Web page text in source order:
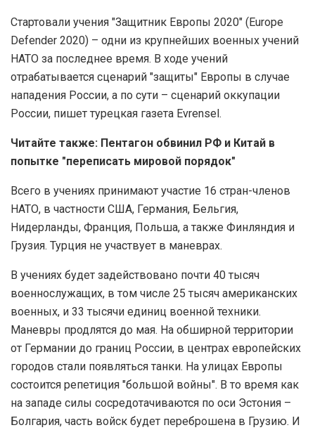
Стартовали учения "Защитник Европы 2020" (Europe
Defender 2020) – одни из крупнейших военных учений
НАТО за последнее время. В ходе учений
отрабатывается сценарий "защиты" Европы в случае
нападения России, а по сути – сценарий оккупации
России, пишет турецкая газета Evrensel.
Читайте также: Пентагон обвинил РФ и Китай в
попытке "переписать мировой порядок"
Всего в учениях принимают участие 16 стран-членов
НАТО, в частности США, Германия, Бельгия,
Нидерланды, Франция, Польша, а также Финляндия и
Грузия. Турция не участвует в маневрах.
В учениях будет задействовано почти 40 тысяч
военнослужащих, в том числе 25 тысяч американских
военных, и 33 тысячи единиц военной техники.
Маневры продлятся до мая. На обширной территории
от Германии до границ России, в центрах европейских
городов стали появляться танки. На улицах Европы
состоится репетиция "большой войны". В то время как
на западе силы сосредотачиваются по оси Эстония –
Болгария, часть войск будет переброшена в Грузию. И